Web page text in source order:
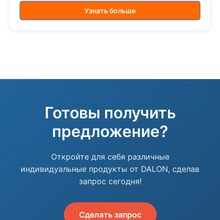
Узнать больше
Готовы получить
предложение?
Откройте для себя различные
индивидуальные продукты от DALON, сделав
запрос сегодня!
Сделать запрос